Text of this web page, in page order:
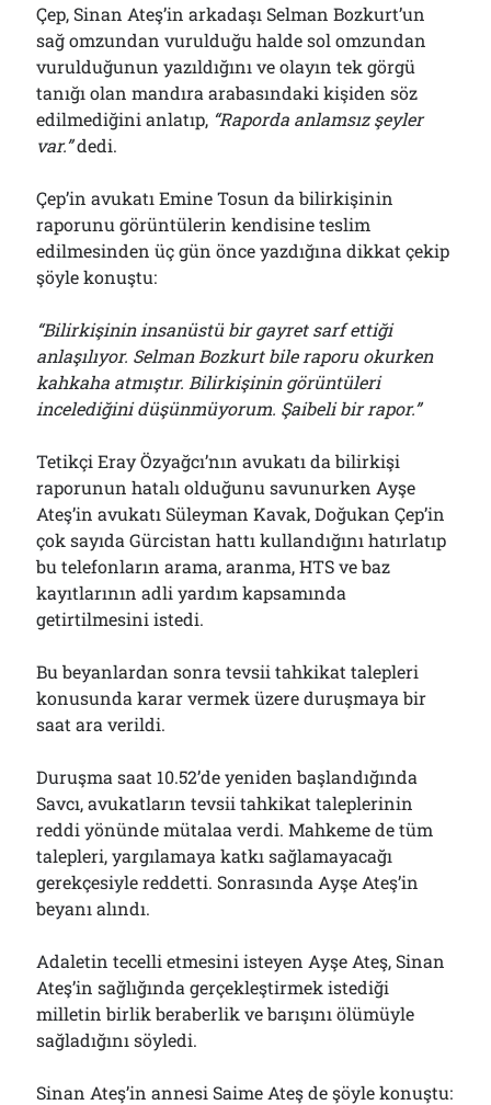
Çep, Sinan Ateş’in arkadaşı Selman Bozkurt’un
sağ omzundan vurulduğu halde sol omzundan
vurulduğunun yazıldığını ve olayın tek görgü
tanığı olan mandıra arabasındaki kişiden söz
edilmediğini anlatıp, “Raporda anlamsız şeyler
var.”dedi.
Çep’in avukatı Emine Tosun da bilirkişinin
raporunu görüntülerin kendisine teslim
edilmesinden üç gün önce yazdığına dikkat çekip
şöyle konuştu:
“Bilirkişinin insanüstü bir gayret sarf ettiği
anlaşılıyor. Selman Bozkurt bile raporu okurken
kahkaha atmıştır. Bilirkişinin görüntüleri
incelediğini düşünmüyorum. Şaibeli bir rapor.”
Tetikçi Eray Özyağcı’nın avukatı da bilirkişi
raporunun hatalı olduğunu savunurken Ayşe
Ateş’in avukatı Süleyman Kavak, Doğukan Çep’in
çok sayıda Gürcistan hattı kullandığını hatırlatıp
bu telefonların arama, aranma, HTS ve baz
kayıtlarının adli yardım kapsamında
getirtilmesini istedi.
Bu beyanlardan sonra tevsii tahkikat talepleri
konusunda karar vermek üzere duruşmaya bir
saat ara verildi.
Duruşma saat 10.52’de yeniden başlandığında
Savcı, avukatların tevsii tahkikat taleplerinin
reddi yönünde mütalaa verdi. Mahkeme de tüm
talepleri, yargılamaya katkı sağlamayacağı
gerekçesiyle reddetti. Sonrasında Ayşe Ateş’in
beyanı alındı.
Adaletin tecelli etmesini isteyen Ayşe Ateş, Sinan
Ateş’in sağlığında gerçekleştirmek istediği
milletin birlik beraberlik ve barışını ölümüyle
sağladığını söyledi.
Sinan Ateş’in annesi Saime Ateş de şöyle konuştu: